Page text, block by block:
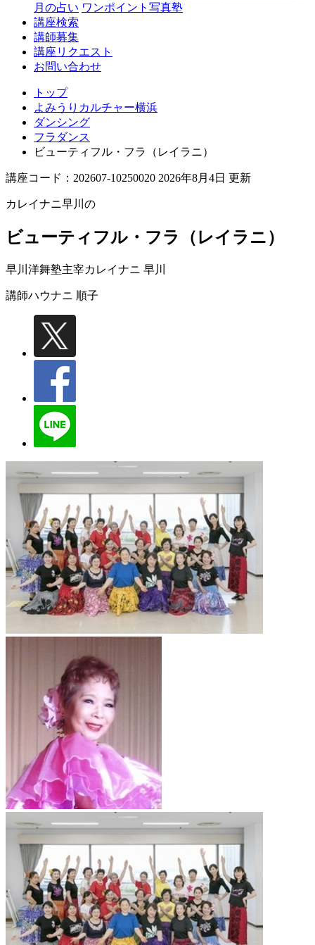
月の占い ワンポイント写真塾
講座検索
講師募集
講座リクエスト
お問い合わせ
トップ
よみうりカルチャー横浜
ダンシング
フラダンス
ビューティフル・フラ（レイラニ）
講座コード：202607-10250020 2026年8月4日 更新
カレイナニ早川の
ビューティフル・フラ（レイラニ）
早川洋舞塾主宰カレイナニ 早川
講師ハウナニ 順子